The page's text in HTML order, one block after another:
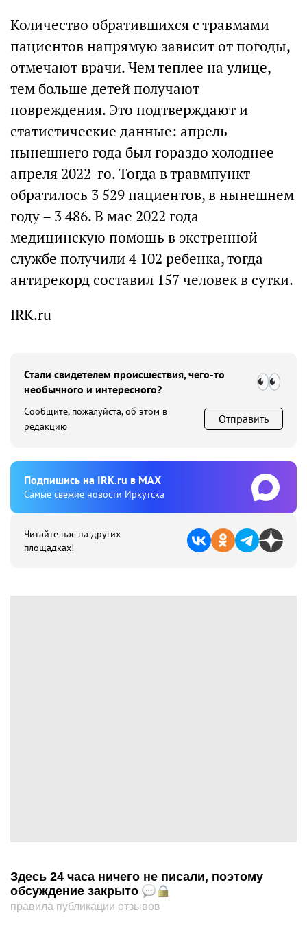
Количество обратившихся с травмами
пациентов напрямую зависит от погоды,
отмечают врачи. Чем теплее на улице,
тем больше детей получают
повреждения. Это подтверждают и
статистические данные: апрель
нынешнего года был гораздо холоднее
апреля 2022-го. Тогда в травмпункт
обратилось 3 529 пациентов, в нынешнем
году – 3 486. В мае 2022 года
медицинскую помощь в экстренной
службе получили 4 102 ребенка, тогда
антирекорд составил 157 человек в сутки.
IRK.ru
Стали свидетелем происшествия, чего-то
необычного и интересного?
Сообщите, пожалуйста, об этом в
редакцию
Отправить
Подпишиcь на IRK.ru в MAX
Cамые свежие новости Иркутска
Читайте нас на других
площадках!
Здесь 24 часа ничего не писали, поэтому
обсуждение закрыто
правила публикации отзывов